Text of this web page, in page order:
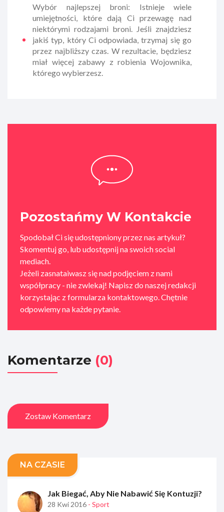
Wybór najlepszej broni: Istnieje wiele
umiejętności, które dają Ci przewagę nad
niektórymi rodzajami broni. Jeśli znajdziesz
jakiś typ, który Ci odpowiada, trzymaj się go
przez najbliższy czas. W rezultacie, będziesz
miał więcej zabawy z robienia Wojownika,
którego wybierzesz.
Pozostańmy W Kontakcie
Spodobał Ci się udostępniony przez nas artykuł?
Skomentuj go, lub udostępnij na swoich social
mediach.
Jeżeli zasnataiwasz się nad podjęciem z nami
współpracy - nie zwlekaj! Napisz do naszej redakcji
korzystając z formularza kontaktowego. Chętnie
odpowiemy na każde pytanie.
Komentarze (0)
Zostaw Komentarz
NA CZASIE
Jak Biegać, Aby Nie Nabawić Się Kontuzji?
28 Kwi 2016 - Sport